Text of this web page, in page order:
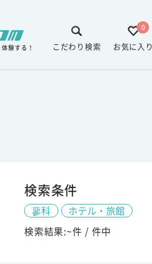
験する！
0
お気に入り
こだわり検索
検索条件
蓼科
ホテル・旅館
検索結果:~件 / 件中